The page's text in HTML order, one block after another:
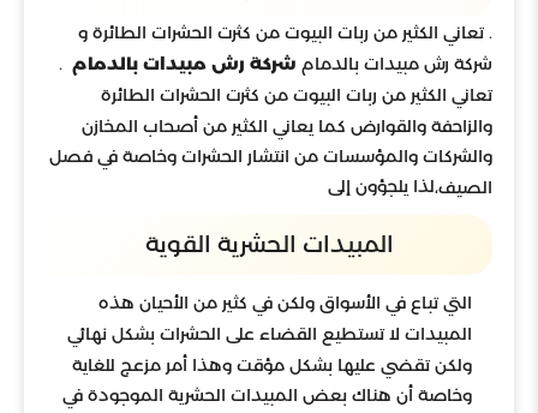
. تعاني الكثير من ربات البيوت من كثرت الحشرات الطائرة و
شركة رش مبيدات بالدمام شركة رش مبيدات بالدمام .
تعاني الكثير من ربات البيوت من كثرت الحشرات الطائرة
والزاحفة والقوارض كما يعاني الكثير من أصحاب المخازن
والشركات والمؤسسات من انتشار الحشرات وخاصة في فصل
الصيف،لذا يلجؤون إلى
المبيدات الحشرية القوية
التي تباع في الأسواق ولكن في كثير من الأحيان هذه
المبيدات لا تستطيع القضاء على الحشرات بشكل نهائي
ولكن تقضي عليها بشكل مؤقت وهذا أمر مزعج للغاية
وخاصة أن هناك بعض المبيدات الحشرية الموجودة في